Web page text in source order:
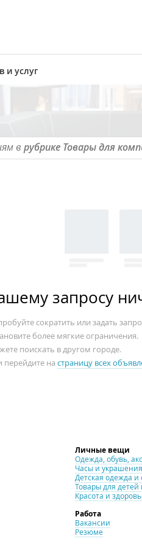
и услуг
в рубрике Товары для
запросу
сократить или задать
более мягкие ограничения.
поискать в другом городе.
перейдите на страницу всех
Личные вещи
Одежда, обувь,
Часы и украшения
Детская одежда и
Товары для детей
Красота и
Работа
Вакансии
Резюме